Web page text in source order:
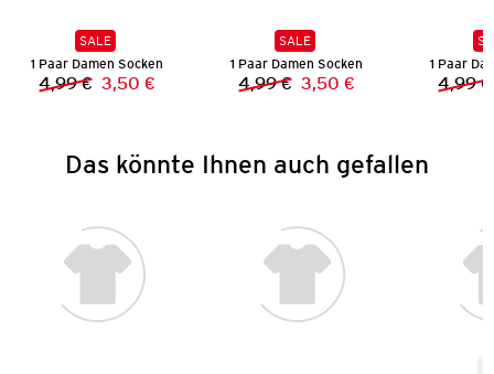
SALE
1 Paar Damen Socken
Vorheriger Preis:
4,99 € Neuer Preis:
3,50 €
SALE
1 Paar Damen Socken
Vorheriger Preis:
4,99 € Neuer Preis:
3,50 €
1 Paar
4,99 €
Das könnte Ihnen auch gefallen